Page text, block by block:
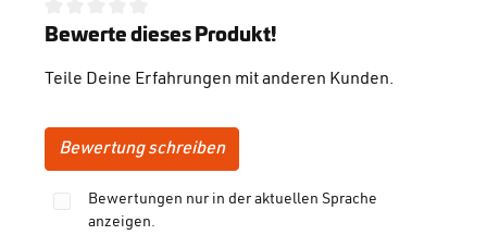
Durchschnittliche Bewertung von 0 von 5 Sternen
Bewerte dieses Produkt!
Teile Deine Erfahrungen mit anderen Kunden.
Bewertung schreiben
Bewertungen nur in der aktuellen Sprache
anzeigen.